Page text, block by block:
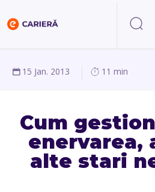
15 Jan. 2013 11 min
Cum
enervarea,
alte stari